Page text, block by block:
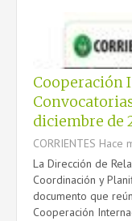
CONTACTO
Cooperación
diciembre de
CORRIENTES Hace
La Dirección de
Coordinación y
documento que
Cooperación